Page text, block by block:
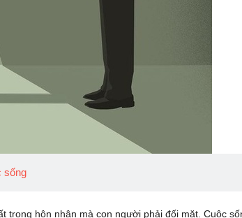
sống
trong hôn nhân mà con người phải đối mặt. Cuộc